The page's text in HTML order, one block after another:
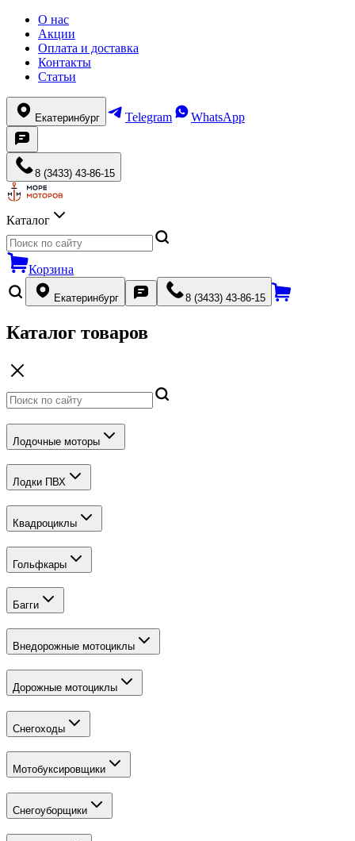
О нас
Акции
Оплата и доставка
Контакты
Статьи
Екатеринбург Telegram WhatsApp
8 (3433) 43-86-15
Каталог
Корзина
Екатеринбург 8 (3433) 43-86-15
Каталог товаров
Лодочные моторы
Лодки ПВХ
Квадроциклы
Гольфкары
Багги
Внедорожные мотоциклы
Дорожные мотоциклы
Снегоходы
Мотобуксировщики
Снегоуборщики